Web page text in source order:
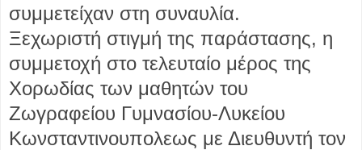
συμμετείχαν στη συναυλία.
Ξεχωριστή στιγμή της παράστασης, η
συμμετοχή στο τελευταίο μέρος της
Χορωδίας των μαθητών του
Ζωγραφείου Γυμνασίου-Λυκείου
Κωνσταντινουπολεως με Διευθυντή τον